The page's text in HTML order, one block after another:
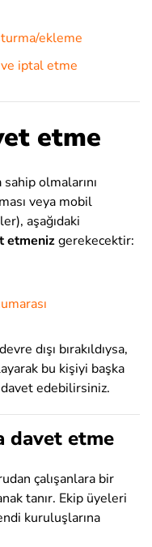
ekleme
iptal etme
etme
olmalarını
veya mobil
aşağıdaki
etmenizgerekecektir:
devre dışı bırakıldıysa,
bu kişiyi başka
edebilirsiniz.
davet etme
çalışanlara bir
tanır. Ekip üyeleri
kuruluşlarına